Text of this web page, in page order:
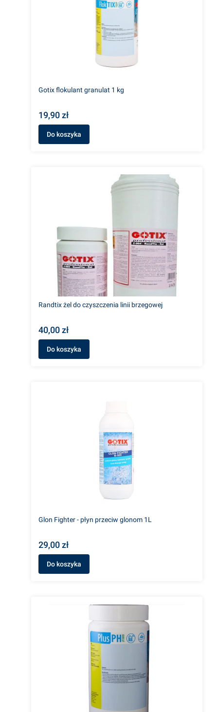
Gotix flokulant granulat 1 kg
19,90 zł
Do koszyka
Randtix żel do czyszczenia linii brzegowej
40,00 zł
Do koszyka
Glon Fighter - płyn przeciw glonom 1L
29,00 zł
Do koszyka